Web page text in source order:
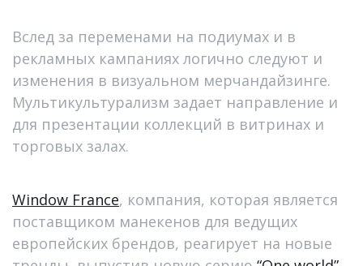
Вслед за переменами на подиумах и в
рекламных кампаниях логично следуют и
изменения в визуальном мерчандайзинге.
Мультикультурализм задает направление и
для презентации коллекций в витринах и
торговых залах.
Window France, компания, которая является
поставщиком манекенов для ведущих
европейских брендов, реагирует на новые